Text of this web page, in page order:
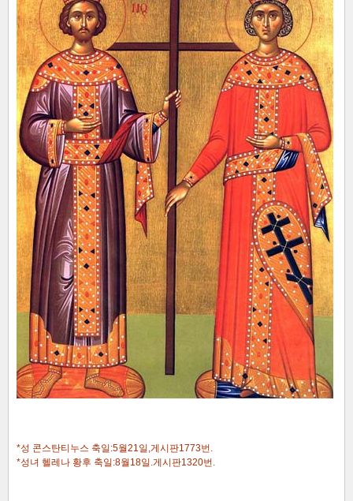
*성 콘스탄티누스 축일:5월21일,게시판1773번.
*성녀 헬레나 황후 축일:8월18일.게시판1320번.